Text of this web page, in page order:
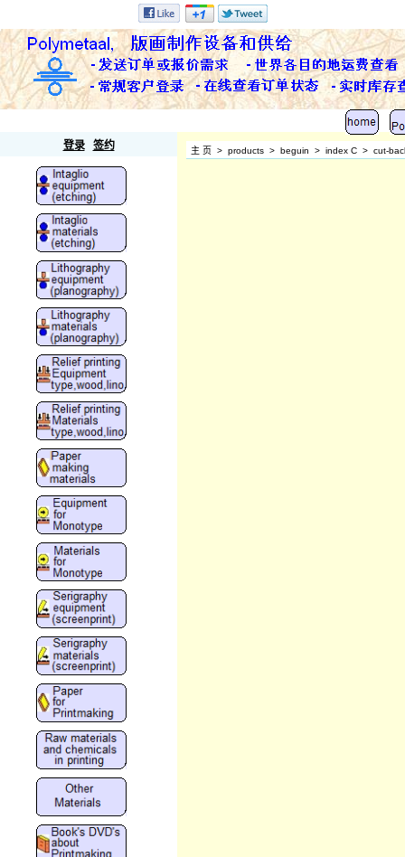
登录 签约 主 页 > products > beguin > index C > cut-